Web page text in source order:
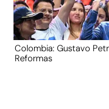
Colombia: Gustavo
Reformas